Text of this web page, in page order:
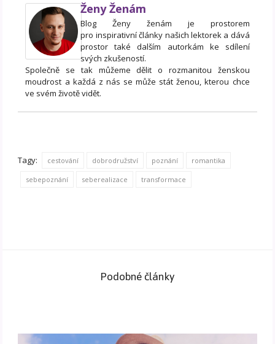
Ženy Ženám
Blog Ženy ženám je prostorem
pro inspirativní články našich lektorek a dává
prostor také dalším autorkám ke sdílení
svých zkušeností.
Společně se tak můžeme dělit o rozmanitou ženskou
moudrost a každá z nás se může stát ženou, kterou chce
ve svém životě vidět.
Tagy: cestování dobrodružství poznání romantika
sebepoznání seberealizace transformace
Podobné články